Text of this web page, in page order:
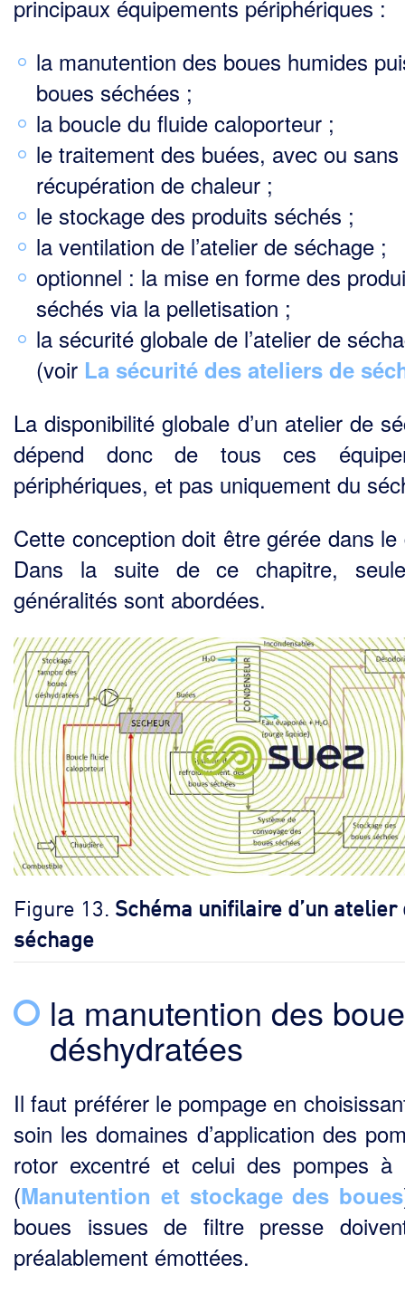
principaux équipements périphériques :
la manutention des boues humides
boues séchées ;
la boucle du fluide caloporteur ;
le traitement des buées, avec ou sans
récupération de chaleur ;
le stockage des produits séchés ;
la ventilation de l’atelier de séchage ;
optionnel : la mise en forme des
séchés via la pelletisation ;
la sécurité globale de l’atelier de
(voir La sécurité des ateliers de
La disponibilité globale d’un atelier de
dépend donc de tous ces
périphériques, et pas uniquement du
Cette conception doit être gérée dans le
Dans la suite de ce chapitre,
généralités sont abordées.
Figure 13. Schéma unifilaire d’un atelier
séchage
la manutention des
déshydratées
Il faut préférer le pompage en
soin les domaines d’application des
rotor excentré et celui des pompes à
(Manutention et stockage des boues
boues issues de filtre presse
préalablement émottées.